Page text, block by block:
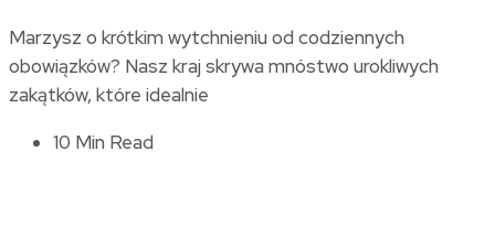
Marzysz o krótkim wytchnieniu od codziennych
obowiązków? Nasz kraj skrywa mnóstwo urokliwych
zakątków, które idealnie
10 Min Read